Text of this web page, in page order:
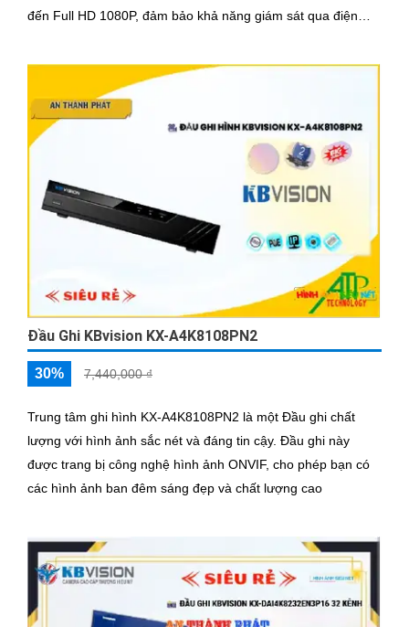
đến Full HD 1080P, đảm bảo khả năng giám sát qua điện
Đầu Ghi KBvision KX-A4K8108PN2
30% 7,440,000 ₫
Trung tâm ghi hình KX-A4K8108PN2 là một Đầu ghi chất
lượng với hình ảnh sắc nét và đáng tin cậy. Đầu ghi này
được trang bị công nghệ hình ảnh ONVIF, cho phép bạn có
các hình ảnh ban đêm sáng đẹp và chất lượng cao